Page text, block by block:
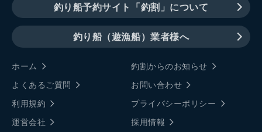
釣り船予約サイト「釣割」について
釣り船（遊漁船）業者様へ
ホーム
釣割からのお知らせ
よくあるご質問
お問い合わせ
利用規約
プライバシーポリシー
運営会社
採用情報